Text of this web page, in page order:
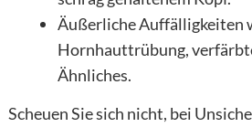
Äußerliche Auffälligkeiten
Hornhauttrübung,
Ähnliches.
Scheuen Sie sich nicht, bei